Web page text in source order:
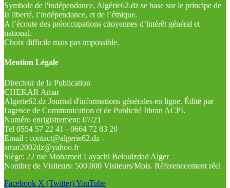
Symbole de l'indépendance, Algérie62.dz se base sur le principe de
la liberté, l’indépendance, et de l’éthique.
A l’écoute des préoccupations citoyennes d’intérêt général et
national.
Choix difficile mais pas impossible.
Mention Légale
Directeur de la Publication
CHEKAR Amar
Algerie62.dz Journal d'informations générales en ligne. Édité par
l'agence de Communication et de Publicité Ithran ACPI.
Numéro enrigistrement: 07/21
Tel 0554 57 22 41 - 0664 72 83 20
Email : contact@algerie62.dz -
amar2002dz@yahoo.fr
Siège: 22 rue Mohamed Layachi Belouizdad Alger
Nombre de Visiteurs: 500.000 Visiteurs/Mois. Réferenecement réel
Facebook X (Twitter)YouTube